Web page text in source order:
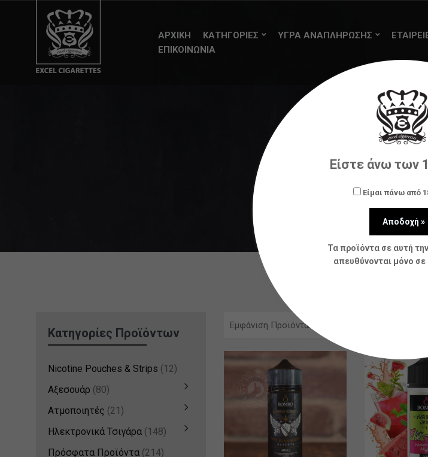
ΑΡΧΙΚΗ ΚΑΤΗΓΟΡΙΕΣ ΥΓΡΑ ΑΝΑΠΛΗΡΩΣΗΣ
ΕΠΙΚΟΙΝΩΝΙΑ
Κατηγορίες Προϊόντων
Nicotine Pouches & Strips (12)
Αξεσουάρ (80)
Ατμοποιητές (21)
Ηλεκτρονικά Τσιγάρα (148)
Πρόσφατα Προϊόντα (214)
Εμφάνιση Προϊόντων
Είστε άνω των
Είμαι πάνω από
Τα προϊόντα σε αυτή
απευθύνονται μόνο σε